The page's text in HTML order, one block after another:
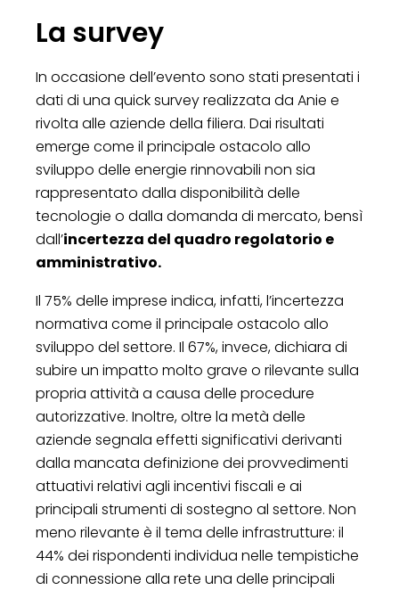
La survey
In occasione dell’evento sono stati presentati i
dati di una quick survey realizzata da Anie e
rivolta alle aziende della filiera. Dai risultati
emerge come il principale ostacolo allo
sviluppo delle energie rinnovabili non sia
rappresentato dalla disponibilità delle
tecnologie o dalla domanda di mercato, bensì
dall’incertezza del quadro regolatorio e
amministrativo.
Il 75% delle imprese indica, infatti, l’incertezza
normativa come il principale ostacolo allo
sviluppo del settore. Il 67%, invece, dichiara di
subire un impatto molto grave o rilevante sulla
propria attività a causa delle procedure
autorizzative. Inoltre, oltre la metà delle
aziende segnala effetti significativi derivanti
dalla mancata definizione dei provvedimenti
attuativi relativi agli incentivi fiscali e ai
principali strumenti di sostegno al settore. Non
meno rilevante è il tema delle infrastrutture: il
44% dei rispondenti individua nelle tempistiche
di connessione alla rete una delle principali